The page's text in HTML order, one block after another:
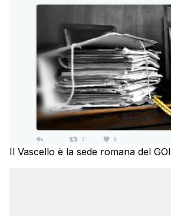
Il Vascello è la sede romana del GOI